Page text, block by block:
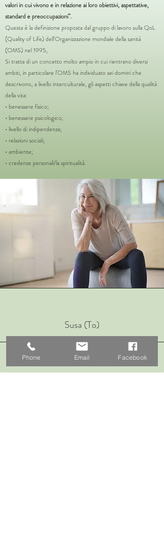
valori in cui vivono e in relazione ai loro obiettivi, aspettative,
standard e preoccupazioni”.
Questa è la definizione proposta dal gruppo di lavoro sulla QoL
(Quality of Life) dell’Organizzazione mondiale della sanità
(OMS) nel 1995,
Si tratta di un concetto molto ampio in cui rientrano diversi
ambiti, in particolare l’OMS ha individuato sei domini che
descrivono, a livello interculturale, gli aspetti chiave della qualità
della vita:
• benessere fisico;
• benessere psicologico;
• livello di indipendenza;
• relazioni sociali;
• ambiente;
• credenze personali/la spiritualità.
Susa (To)
Phone Email Facebook